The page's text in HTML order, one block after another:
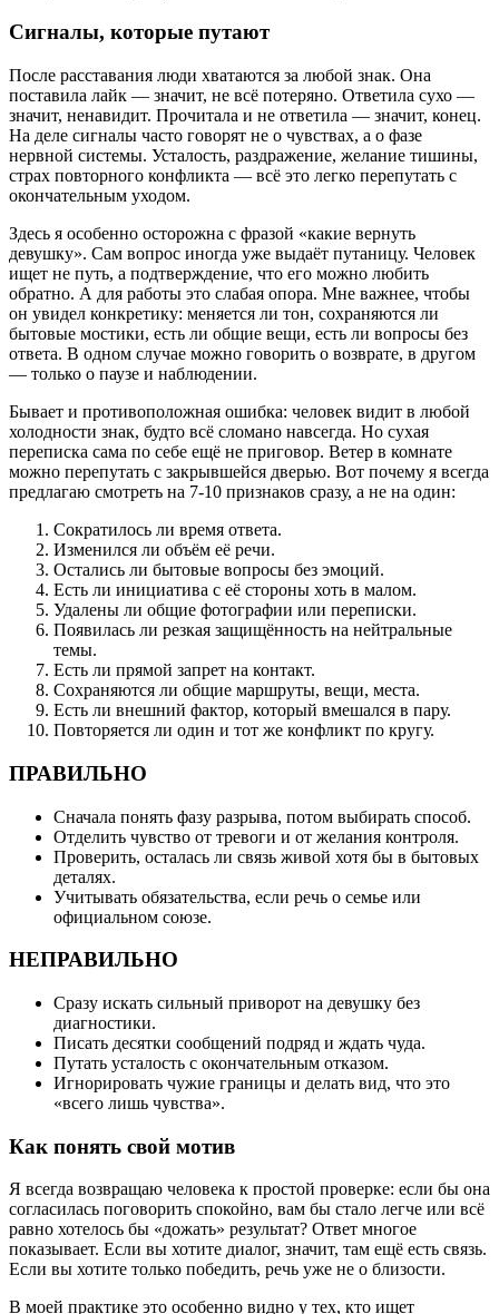
Сигналы, которые путают
После расставания люди хватаются за любой знак. Она
поставила лайк — значит, не всё потеряно. Ответила сухо —
значит, ненавидит. Прочитала и не ответила — значит, конец.
На деле сигналы часто говорят не о чувствах, а о фазе
нервной системы. Усталость, раздражение, желание тишины,
страх повторного конфликта — всё это легко перепутать с
окончательным уходом.
Здесь я особенно осторожна с фразой «какие вернуть
девушку». Сам вопрос иногда уже выдаёт путаницу. Человек
ищет не путь, а подтверждение, что его можно любить
обратно. А для работы это слабая опора. Мне важнее, чтобы
он увидел конкретику: меняется ли тон, сохраняются ли
бытовые мостики, есть ли общие вещи, есть ли вопросы без
ответа. В одном случае можно говорить о возврате, в другом
— только о паузе и наблюдении.
Бывает и противоположная ошибка: человек видит в любой
холодности знак, будто всё сломано навсегда. Но сухая
переписка сама по себе ещё не приговор. Ветер в комнате
можно перепутать с закрывшейся дверью. Вот почему я всегда
предлагаю смотреть на 7-10 признаков сразу, а не на один:
Сократилось ли время ответа.
Изменился ли объём её речи.
Остались ли бытовые вопросы без эмоций.
Есть ли инициатива с её стороны хоть в малом.
Удалены ли общие фотографии или переписки.
Появилась ли резкая защищённость на нейтральные
темы.
Есть ли прямой запрет на контакт.
Сохраняются ли общие маршруты, вещи, места.
Есть ли внешний фактор, который вмешался в пару.
Повторяется ли один и тот же конфликт по кругу.
ПРАВИЛЬНО
Сначала понять фазу разрыва, потом выбирать способ.
Отделить чувство от тревоги и от желания контроля.
Проверить, осталась ли связь живой хотя бы в бытовых
деталях.
Учитывать обязательства, если речь о семье или
официальном союзе.
НЕПРАВИЛЬНО
Сразу искать сильный приворот на девушку без
диагностики.
Писать десятки сообщений подряд и ждать чуда.
Путать усталость с окончательным отказом.
Игнорировать чужие границы и делать вид, что это
«всего лишь чувства».
Как понять свой мотив
Я всегда возвращаю человека к простой проверке: если бы она
согласилась поговорить спокойно, вам бы стало легче или всё
равно хотелось бы «дожать» результат? Ответ многое
показывает. Если вы хотите диалог, значит, там ещё есть связь.
Если вы хотите только победить, речь уже не о близости.
В моей практике это особенно видно у тех, кто ищет